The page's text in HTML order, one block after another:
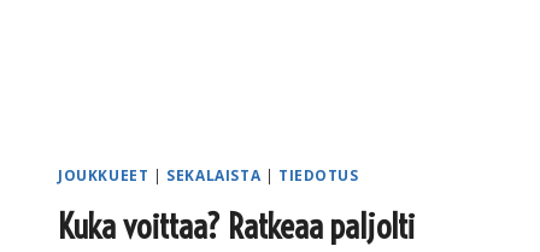
JOUKKUEET | SEKALAISTA | TIEDOTUS
Kuka voittaa? Ratkeaa paljolti